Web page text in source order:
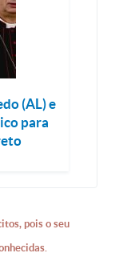
(AL) e
para
pois o seu